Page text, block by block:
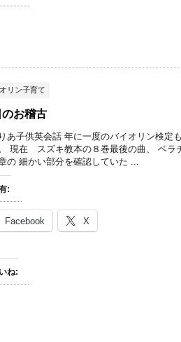
リン子育て
お稽古
あ子供英会話 年に一度のバイオリン検定
現在 スズキ教本の８巻最後の曲、 ベラ
の 細かい部分を確認していた ...
:
Facebook X
ね: